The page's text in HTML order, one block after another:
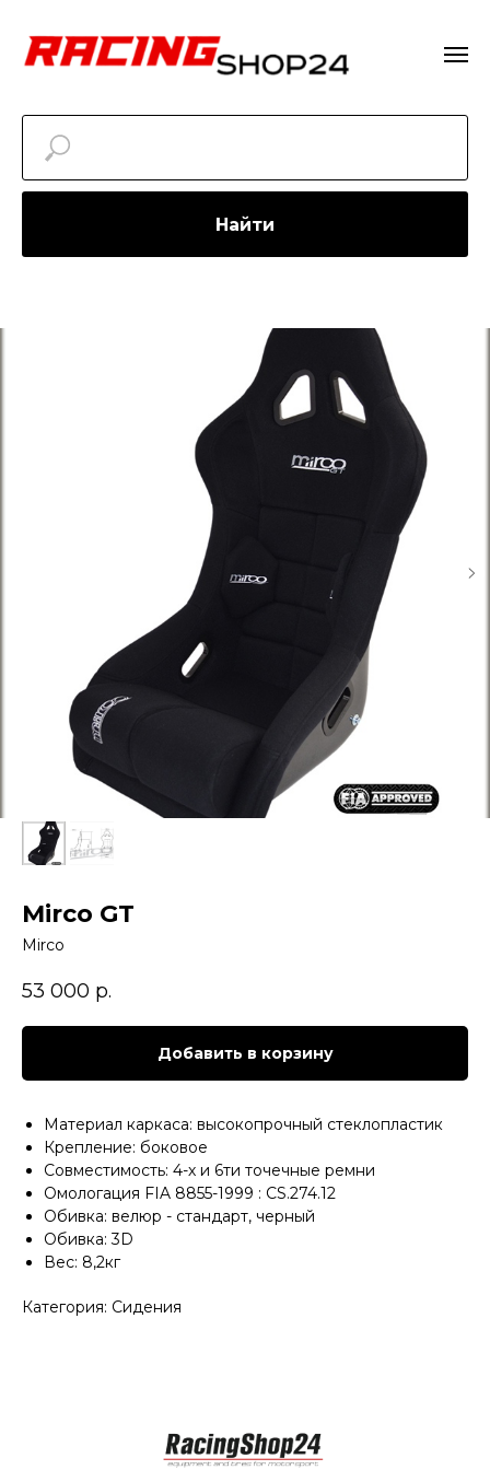
Найти
Mirco GT
Mirco
53 000 р.
Добавить в корзину
Материал каркаса: высокопрочный стеклопластик
Крепление: боковое
Совместимость: 4-х и 6ти точечные ремни
Омологация FIA 8855-1999 : CS.274.12
Обивка: велюр - стандарт, черный
Обивка: 3D
Вес: 8,2кг
Категория: Сидения